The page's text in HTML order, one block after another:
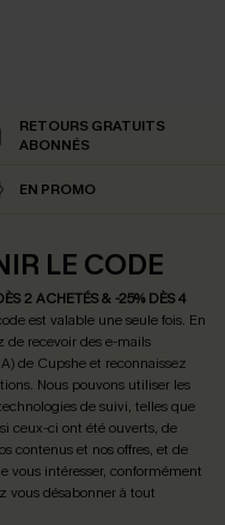
RETOURS GRATUITS
ABONNÉS
EN PROMO
LE CODE
2 ACHETÉS & -25% DÈS 4
est valable une seule fois. En
de recevoir des e-mails
de Cupshe et reconnaissez
. Nous pouvons utiliser les
de suivi, telles que
ceux-ci ont été ouverts, de
contenus et nos offres, et de
vous intéresser, conformément
vous désabonner à tout